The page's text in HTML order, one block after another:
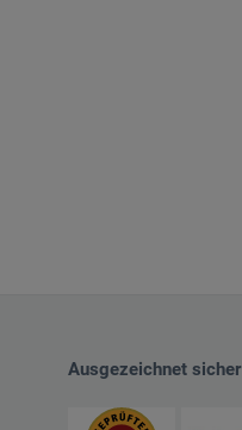
Ausgezeichnet sicher